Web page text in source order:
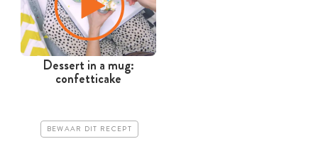
Dessert in a mug:
confetticake
BEWAAR DIT RECEPT